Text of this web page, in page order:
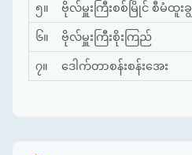
၅။ ဗိုလ်မှူးကြီးစစ်မြိုင် စီမံထူး
၆။ ဗိုလ်မှူးကြီးစိုးကြည်
၇။ ဒေါက်တာစန်းစန်းအေး